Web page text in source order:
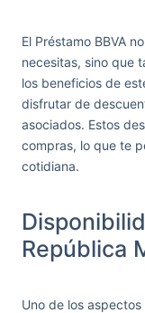
El Préstamo BBVA
necesitas, sino que
los beneficios de
disfrutar de
asociados. Estos
compras, lo que te
cotidiana.
República
Uno de los